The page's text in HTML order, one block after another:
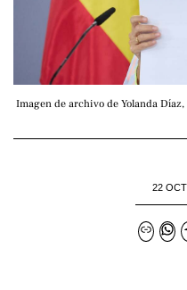
Imagen de archivo de Yolanda
22